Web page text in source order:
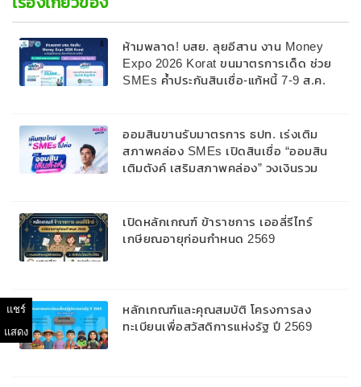
ห้ามพลาด! บสย. ลุยอีสาน งาน Money
Expo 2026 Korat ขนมาตรการเด็ด ช่วย
SMEs ค้ำประกันสินเชื่อ-แก้หนี้ 7-9 ส.ค.
ออมสินขานรับมาตรการ ธปท. เร่งเติม
สภาพคล่อง SMEs เปิดสินเชื่อ “ออมสิน
เติมตังค์ เสริมสภาพคล่อง” วงเงินรวม
สูงสุด 10 ปี
เปิดหลักเกณฑ์ ข้าราชการ เออลี่รีไทร์
เกษียณอายุก่อนกำหนด 2569
หลักเกณฑ์และคุณสมบัติ โครงการลง
ทะเบียนเพื่อสวัสดิการแห่งรัฐ ปี 2569
แชร์
แสดง